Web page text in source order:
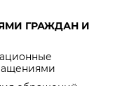
ГРАЖДАН И